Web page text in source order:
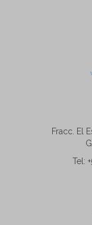
Fracc. El
Tel: